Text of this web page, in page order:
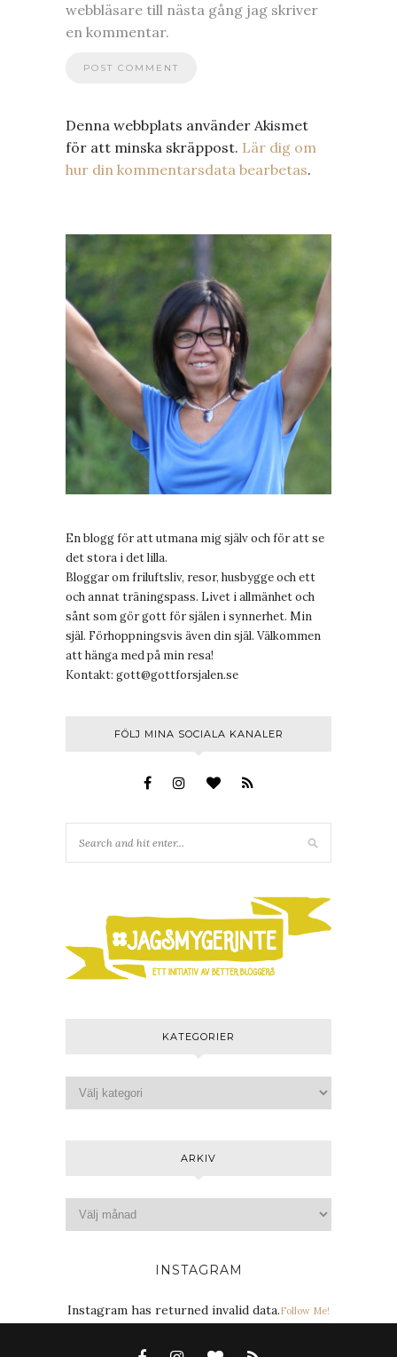
webbläsare till nästa gång jag skriver
en kommentar.
Denna webbplats använder Akismet
för att minska skräppost. Lär dig om
hur din kommentarsdata bearbetas.
En blogg för att utmana mig själv och för att se
det stora i det lilla.
Bloggar om friluftsliv, resor, husbygge och ett
och annat träningspass. Livet i allmänhet och
sånt som gör gott för själen i synnerhet. Min
själ. Förhoppningsvis även din själ. Välkommen
att hänga med på min resa!
Kontakt: gott@gottforsjalen.se
FÖLJ MINA SOCIALA KANALER
KATEGORIER
ARKIV
INSTAGRAM
Instagram has returned invalid data.Follow Me!